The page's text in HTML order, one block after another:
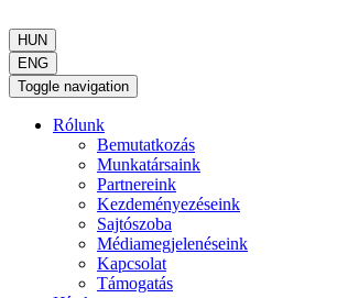
HUN
ENG
Toggle navigation
Rólunk
Bemutatkozás
Munkatársaink
Partnereink
Kezdeményezéseink
Sajtószoba
Médiamegjelenéseink
Kapcsolat
Támogatás